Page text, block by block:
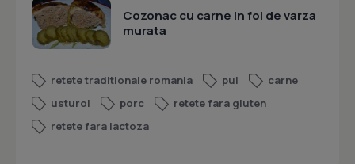
Cozonac cu carne in foi de varza
murata
retete traditionale romania pui
carne
usturoi
porc
retete fara gluten
retete fara lactoza